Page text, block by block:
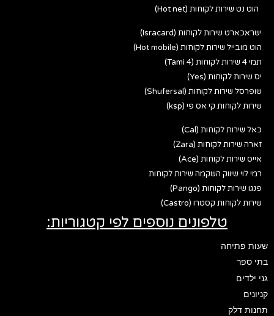
הוט נט שירות לקוחות (Hot net)
ישראכארט שירות לקוחות (Isracard)
הוט מובייל שירות לקוחות (Hot mobile)
תמי 4 שירות לקוחות (Tami 4)
יס שירות לקוחות (Yes)
שופרסל שירות לקוחות (Shufersal)
שירות לקוחות קי אס פי (ksp)
כאל שירות לקוחות (Cal)
זארה שירות לקוחות (Zara)
אייס שירות לקוחות (Ace)
רמי לוי שיווק השקמה שירות לקוחות
פנגו שירות לקוחות (Pango)
שירות לקוחות קסטרו (Castro)
טלפונים נוספים לפי קטגוריות:
שעות פתיחה
בתי ספר
גני ילדים
קניונים
תחנות דלק